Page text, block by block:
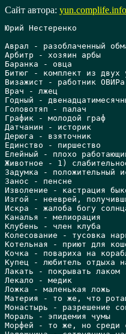
Сайт автора: yun.complife.info
Юрий Нестеренко
Аврал - разоблаченный
Арбитр - хозяин арбы
Баранка - овца
Битюг - комплект из двух
Визажист - работник ОВИРа
Врач - лжец
Годный -
Головотяп - палач
График - молодой граф
Датчанин - историк
Дерюга - взяточник
Единство - пиршество
Елейный - плохо
Животное - 1)
Задумка - положительный
Занос - пенсне
Изволение - кастрация
Изгой - нееврей,
Искра - жалоба богу
Каналья - мелиорация
Клубень - член клуба
Колесование - тусовка
Котельная - приют для
Кочка - повариха на
Купец - любитель отдыха
Лакать - покрывать лаком
Лекало - медик
Ложка - маленькая ложь
Материя - то же, что
Монастырь - разрешение
Мораль - эпидемия чумы
Морфей - то же, но среди